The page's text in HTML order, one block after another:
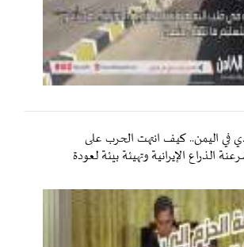
في اليمن.. كيف انتهت الحرب على
الذراع الإيرانية وتهيئة بيئة لعودة